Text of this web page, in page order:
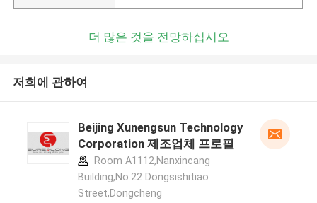
더 많은 것을 전망하십시오
저희에 관하여
Beijing Xunengsun Technology
Corporation 제조업체 프로필
Room A1112,Nanxincang
Building,No.22 Dongsishitiao
Street,Dongcheng